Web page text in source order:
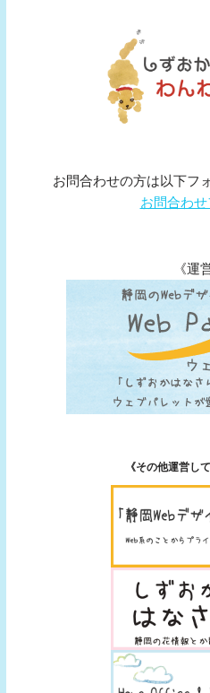
お問合わせの方は以下フ
お問合わ
《運
《その他運営し